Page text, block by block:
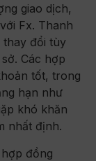
giao dịch,
Fx. Thanh
đổi tùy
Các hợp
tốt, trong
hạn như
khó khăn
nhất định.
đồng